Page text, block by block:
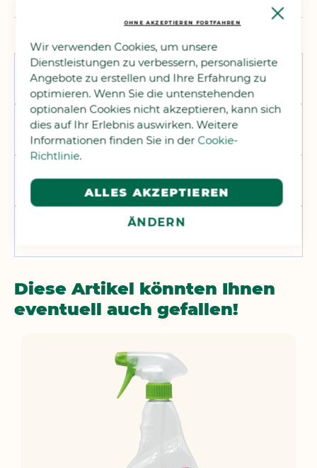
Close
Wir verwenden Cookies, um unsere
Dienstleistungen zu verbessern, personalisierte
Angebote zu erstellen und Ihre Erfahrung zu
optimieren. Wenn Sie die untenstehenden
optionalen Cookies nicht akzeptieren, kann sich
dies auf Ihr Erlebnis auswirken. Weitere
Informationen finden Sie in der Cookie-
Richtlinie.
ALLES AKZEPTIEREN
ÄNDERN
OHNE AKZEPTIEREN FORTFAHREN
Labels und Zertifikate
Vorsichtsmassnahmen
Bewertungen
Diese Artikel könnten Ihnen
eventuell auch gefallen!